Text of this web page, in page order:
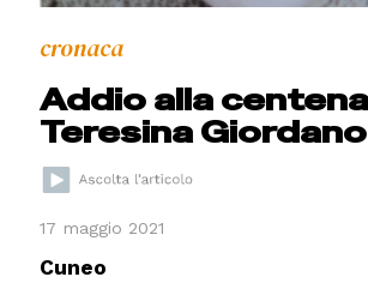
cronaca
Addio alla
Teresina Giordano
17 maggio 2021
Cuneo